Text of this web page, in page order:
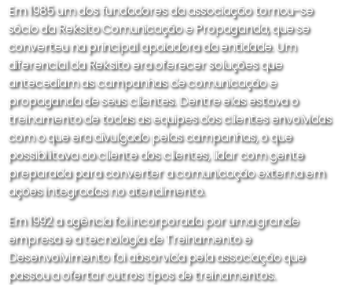
Em 1985 um dos fundadores da associação tornou-se
sócio da Reksito Comunicação e Propaganda, que se
converteu na principal apoiadora da entidade. Um
diferencial da Reksito era oferecer soluções que
antecediam as campanhas de comunicação e
propaganda de seus clientes. Dentre elas estava o
treinamento de todas as equipes dos clientes envolvidas
com o que era divulgado pelas campanhas, o que
possibilitava ao cliente dos clientes, lidar com gente
preparada para converter a comunicação externa em
ações integradas no atendimento.
Em 1992 a agência foi incorporada por uma grande
empresa e a tecnologia de Treinamento e
Desenvolvimento foi absorvida pela associação que
passou a ofertar outros tipos de treinamentos.